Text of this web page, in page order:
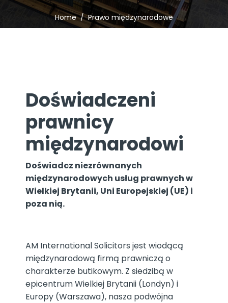
Home Prawo międzynarodowe
Doświadczeni
prawnicy
międzynarodowi
Doświadcz niezrównanych
międzynarodowych usług prawnych w
Wielkiej Brytanii, Uni Europejskiej (UE) i
poza nią.
AM International Solicitors jest wiodącą
międzynarodową firmą prawniczą o
charakterze butikowym. Z siedzibą w
epicentrum Wielkiej Brytanii (Londyn) i
Europy (Warszawa), nasza podwójna